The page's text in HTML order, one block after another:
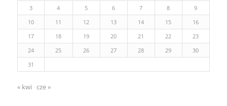
3
4 5 6 7 8
9
10
11 12 13 14 15
16
17
18 19 20 21 22
23
24
25 26 27 28 29
30
31
« kwi cze »